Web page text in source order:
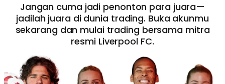
Jangan cuma jadi penonton para juara—
jadilah juara di dunia trading. Buka akunmu
sekarang dan mulai trading bersama mitra
resmi Liverpool FC.